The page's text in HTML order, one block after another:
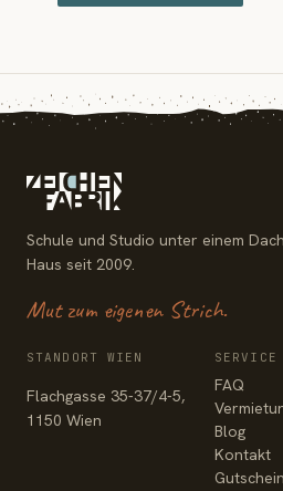
Schule und Studio unter einem
Haus seit 2009.
Mut zum eigenen Strich.
STANDORT WIEN
Flachgasse 35-37/4-5,
1150 Wien
SERVICE
FAQ
Blog
Kontakt
Gutschein